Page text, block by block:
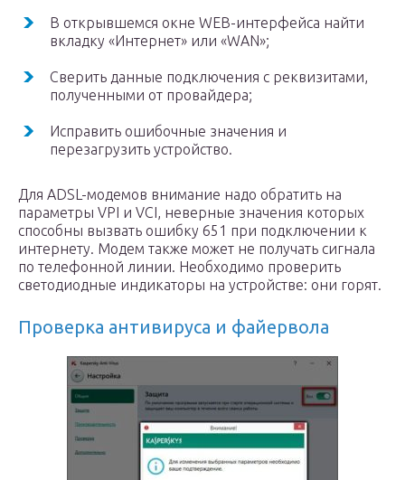
В открывшемся окне WEB-интерфейса найти
вкладку «Интернет» или «WAN»;
Сверить данные подключения с реквизитами,
полученными от провайдера;
Исправить ошибочные значения и
перезагрузить устройство.
Для ADSL-модемов внимание надо обратить на
параметры VPI и VCI, неверные значения которых
способны вызвать ошибку 651 при подключении к
интернету. Модем также может не получать сигнала
по телефонной линии. Необходимо проверить
светодиодные индикаторы на устройстве: они горят.
Проверка антивируса и файервола